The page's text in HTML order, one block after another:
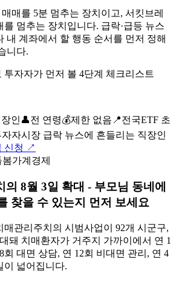
매를 5분 멈추는 장치이고, 서킷브레
멈추는 장치입니다. 급락·급등 뉴스
내 계좌에서 할 행동 순서를 먼저 정해
니다.
투자자가 먼저 볼 4단계 체크리스트
인 👤전 연령💰제한 없음 📍전국ETF 초
자자시장 급락 뉴스에 흔들리는 직장인
신청 ↗
봄가계경제
의 8월 3일 확대 - 부모님 동네에
찾을 수 있는지 먼저 보세요
매관리주치의 시범사업이 92개 시군구,
돼 치매환자가 거주지 가까이에서 연 1
회 대면 상담, 연 12회 비대면 관리, 연 4
이 넓어집니다.